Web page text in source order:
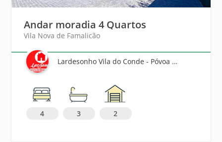
Andar moradia 4 Quartos
Vila Nova de Famalicão
Lardesonho Vila do Conde - Póvoa de Varzim - Famalicão
4 3 2